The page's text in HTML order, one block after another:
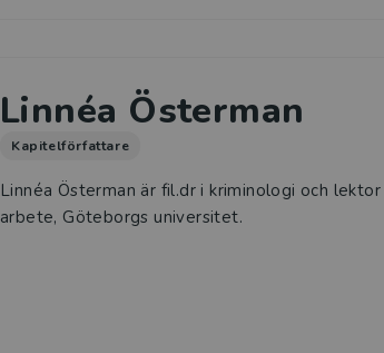
Linnéa Österman
Kapitelförfattare
Linnéa Österman är fil.dr i kriminologi och
arbete, Göteborgs universitet.